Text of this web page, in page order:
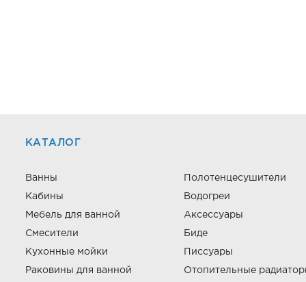
КАТАЛОГ
Ванны
Кабины
Мебель для ванной
Смесители
Кухонные мойки
Раковины для ванной
Полотенцесушители
Водогреи
Аксессуары
Биде
Писсуары
Отопительные